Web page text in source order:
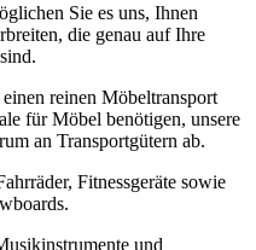
Sie es uns, Ihnen
die genau auf Ihre
reinen Möbeltransport
für Möbel benötigen, unsere
an Transportgütern ab.
Fitnessgeräte sowie
und